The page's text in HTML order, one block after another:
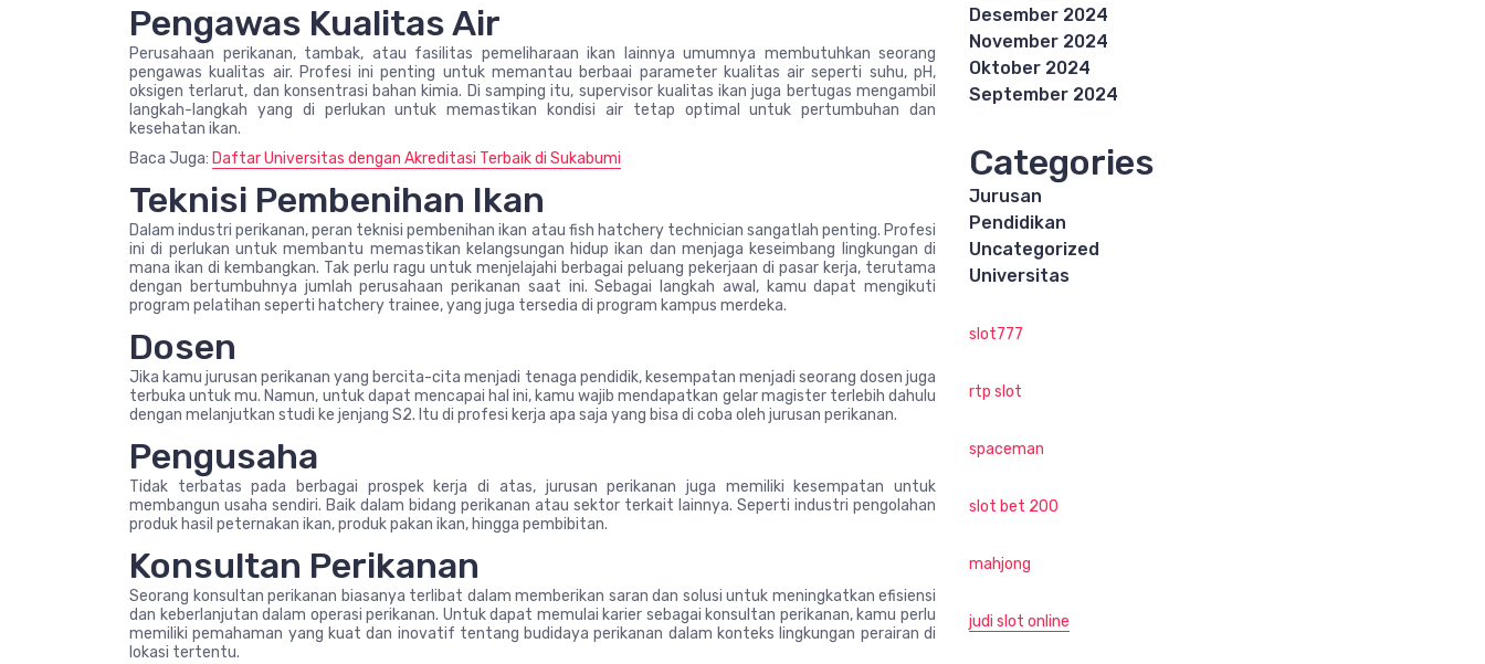
Pengawas Kualitas Air
Perusahaan perikanan, tambak, atau fasilitas pemeliharaan ikan lainnya umumnya membutuhkan seorang
pengawas kualitas air. Profesi ini penting untuk memantau berbaai parameter kualitas air seperti suhu, pH,
oksigen terlarut, dan konsentrasi bahan kimia. Di samping itu, supervisor kualitas ikan juga bertugas mengambil
langkah-langkah yang di perlukan untuk memastikan kondisi air tetap optimal untuk pertumbuhan dan
kesehatan ikan.
Baca Juga: Daftar Universitas dengan Akreditasi Terbaik di Sukabumi
Teknisi Pembenihan Ikan
Dalam industri perikanan, peran teknisi pembenihan ikan atau fish hatchery technician sangatlah penting. Profesi
ini di perlukan untuk membantu memastikan kelangsungan hidup ikan dan menjaga keseimbang lingkungan di
mana ikan di kembangkan. Tak perlu ragu untuk menjelajahi berbagai peluang pekerjaan di pasar kerja, terutama
dengan bertumbuhnya jumlah perusahaan perikanan saat ini. Sebagai langkah awal, kamu dapat mengikuti
program pelatihan seperti hatchery trainee, yang juga tersedia di program kampus merdeka.
Dosen
Jika kamu jurusan perikanan yang bercita-cita menjadi tenaga pendidik, kesempatan menjadi seorang dosen juga
terbuka untuk mu. Namun, untuk dapat mencapai hal ini, kamu wajib mendapatkan gelar magister terlebih dahulu
dengan melanjutkan studi ke jenjang S2. Itu di profesi kerja apa saja yang bisa di coba oleh jurusan perikanan.
Pengusaha
Tidak terbatas pada berbagai prospek kerja di atas, jurusan perikanan juga memiliki kesempatan untuk
membangun usaha sendiri. Baik dalam bidang perikanan atau sektor terkait lainnya. Seperti industri pengolahan
produk hasil peternakan ikan, produk pakan ikan, hingga pembibitan.
Konsultan Perikanan
Seorang konsultan perikanan biasanya terlibat dalam memberikan saran dan solusi untuk meningkatkan efisiensi
dan keberlanjutan dalam operasi perikanan. Untuk dapat memulai karier sebagai konsultan perikanan, kamu perlu
memiliki pemahaman yang kuat dan inovatif tentang budidaya perikanan dalam konteks lingkungan perairan di
lokasi tertentu.
Desember 2024
November 2024
Oktober 2024
September 2024
Categories
Jurusan
Pendidikan
Uncategorized
Universitas
slot777
rtp slot
spaceman
slot bet 200
mahjong
judi slot online